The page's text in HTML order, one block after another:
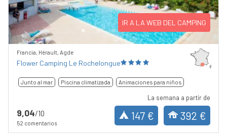
IR A LA WEB DEL CAMPING
Francia, Hérault, Agde
Flower Camping Le Rochelongue
Junto al mar Piscina climatizada Animaciones para niños
9,04/10
52 comentarios
La semana a partir de
147 € 392 €